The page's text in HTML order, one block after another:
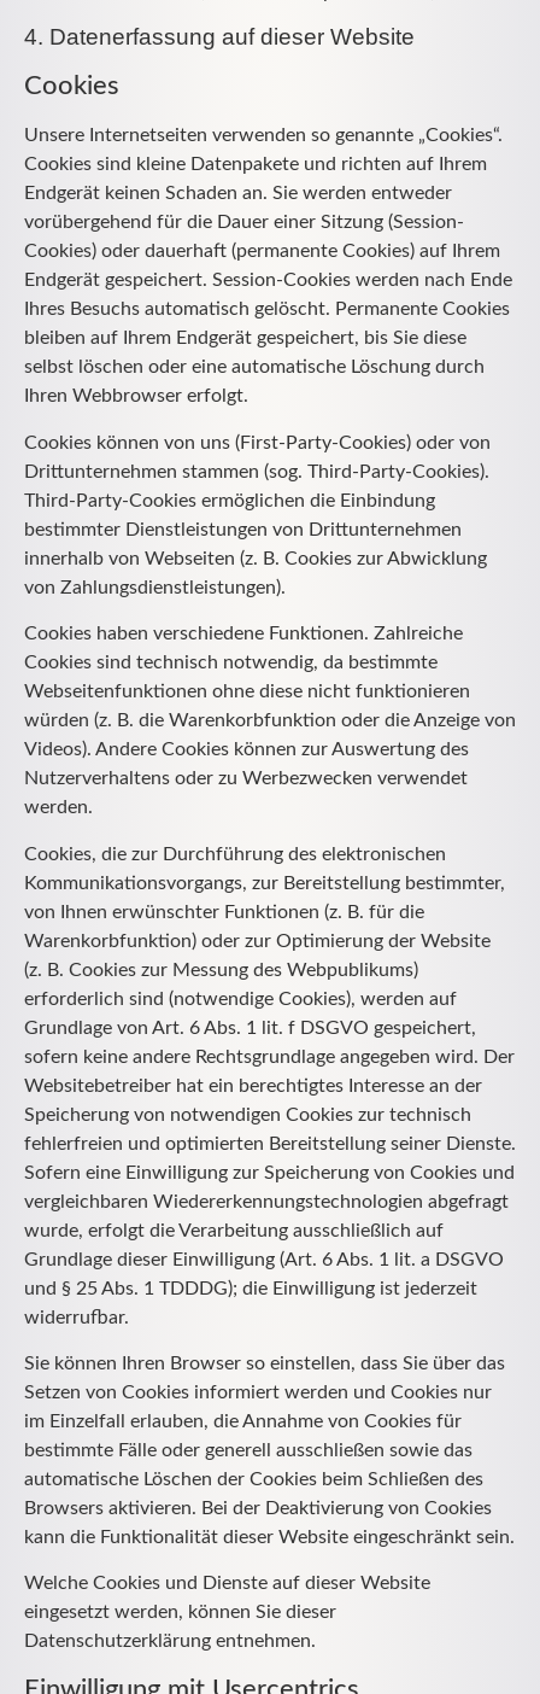
4. Datenerfassung auf dieser Website
Cookies
Unsere Internetseiten verwenden so genannte „Cookies“.
Cookies sind kleine Datenpakete und richten auf Ihrem
Endgerät keinen Schaden an. Sie werden entweder
vorübergehend für die Dauer einer Sitzung (Session-
Cookies) oder dauerhaft (permanente Cookies) auf Ihrem
Endgerät gespeichert. Session-Cookies werden nach Ende
Ihres Besuchs automatisch gelöscht. Permanente Cookies
bleiben auf Ihrem Endgerät gespeichert, bis Sie diese
selbst löschen oder eine automatische Löschung durch
Ihren Webbrowser erfolgt.
Cookies können von uns (First-Party-Cookies) oder von
Drittunternehmen stammen (sog. Third-Party-Cookies).
Third-Party-Cookies ermöglichen die Einbindung
bestimmter Dienstleistungen von Drittunternehmen
innerhalb von Webseiten (z. B. Cookies zur Abwicklung
von Zahlungsdienstleistungen).
Cookies haben verschiedene Funktionen. Zahlreiche
Cookies sind technisch notwendig, da bestimmte
Webseitenfunktionen ohne diese nicht funktionieren
würden (z. B. die Warenkorbfunktion oder die Anzeige von
Videos). Andere Cookies können zur Auswertung des
Nutzerverhaltens oder zu Werbezwecken verwendet
werden.
Cookies, die zur Durchführung des elektronischen
Kommunikationsvorgangs, zur Bereitstellung bestimmter,
von Ihnen erwünschter Funktionen (z. B. für die
Warenkorbfunktion) oder zur Optimierung der Website
(z. B. Cookies zur Messung des Webpublikums)
erforderlich sind (notwendige Cookies), werden auf
Grundlage von Art. 6 Abs. 1 lit. f DSGVO gespeichert,
sofern keine andere Rechtsgrundlage angegeben wird. Der
Websitebetreiber hat ein berechtigtes Interesse an der
Speicherung von notwendigen Cookies zur technisch
fehlerfreien und optimierten Bereitstellung seiner Dienste.
Sofern eine Einwilligung zur Speicherung von Cookies und
vergleichbaren Wiedererkennungstechnologien abgefragt
wurde, erfolgt die Verarbeitung ausschließlich auf
Grundlage dieser Einwilligung (Art. 6 Abs. 1 lit. a DSGVO
und § 25 Abs. 1 TDDDG); die Einwilligung ist jederzeit
widerrufbar.
Sie können Ihren Browser so einstellen, dass Sie über das
Setzen von Cookies informiert werden und Cookies nur
im Einzelfall erlauben, die Annahme von Cookies für
bestimmte Fälle oder generell ausschließen sowie das
automatische Löschen der Cookies beim Schließen des
Browsers aktivieren. Bei der Deaktivierung von Cookies
kann die Funktionalität dieser Website eingeschränkt sein.
Welche Cookies und Dienste auf dieser Website
eingesetzt werden, können Sie dieser
Datenschutzerklärung entnehmen.